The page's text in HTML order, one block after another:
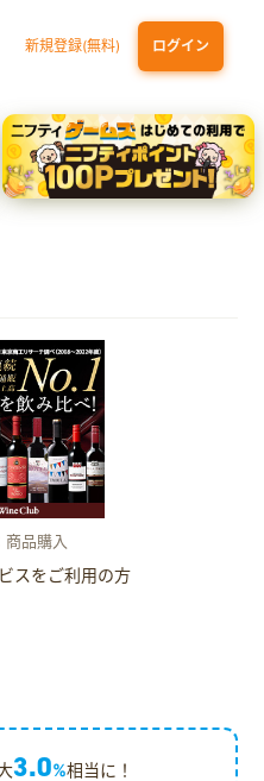
新規登録(無料) ログイン
ルド（NL）（家族カード発行）
ズニープラス) セットプラン
品購入
スをご利用の方
3.0%相当に！